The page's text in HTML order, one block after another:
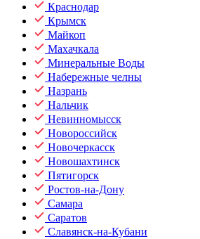
Краснодар
Крымск
Майкоп
Махачкала
Минеральные Воды
Набережные челны
Назрань
Нальчик
Невинномысск
Новороссийск
Новочеркасск
Новошахтинск
Пятигорск
Ростов-на-Дону
Самара
Саратов
Славянск-на-Кубани